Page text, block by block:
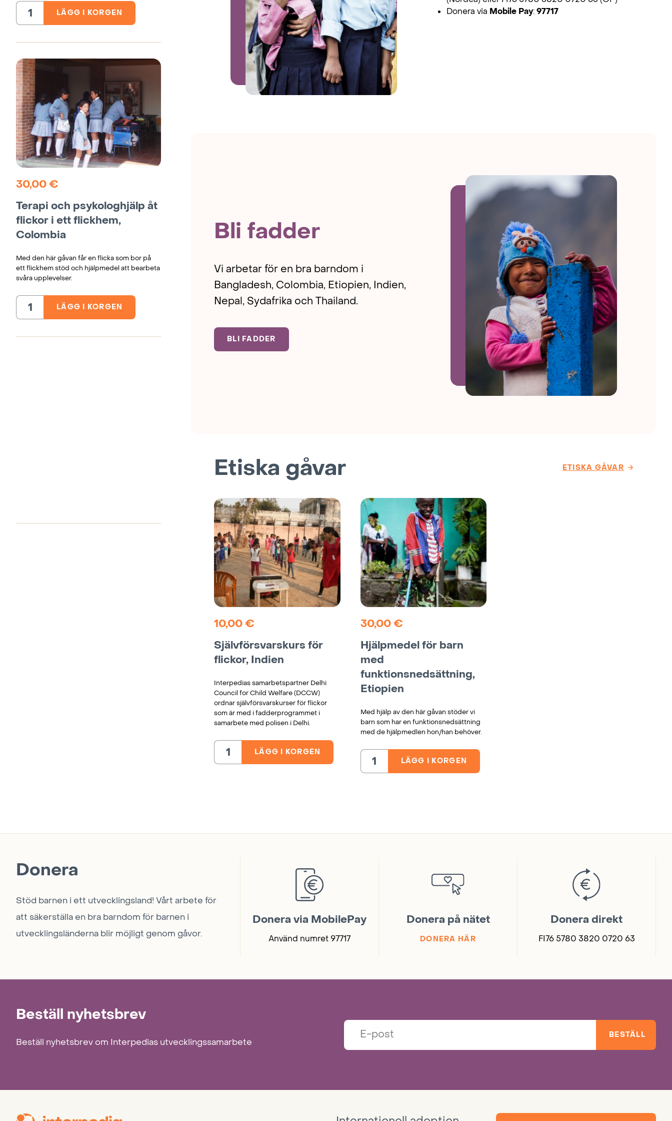
Trädplantor,LÄGG I KORGEN
30,00€
Terapi och psykologhjälp åt
flickor i ett flickhem,
Colombia
Med den här gåvan får en flicka som bor på
ett flickhem stöd och hjälpmedel att bearbeta
svåra upplevelser.
Terapi
flickor
LÄGG I KORGEN
Donera via Mobile Pay:97717
Bli fadder
Vi arbetar för en bra barndom i
Bangladesh, Colombia, Etiopien, Indien,
Nepal, Sydafrika och Thailand.
BLI FADDER
Etiska gåvar ETISKA GÅVAR
10,00€
Självförsvarskurs för
flickor, Indien
Interpedias samarbetspartner Delhi
Council for Child Welfare (DCCW)
ordnar självförsvarskurser för flickor
som är med i fadderprogrammet i
samarbete med polisen i Delhi.
SjälvförsvarskursLÄGG I KORGEN
30,00€
Hjälpmedel för barn
med
funktionsnedsättning,
Etiopien
Med hjälp av den här gåvan stöder vi
barn som har en funktionsnedsättning
med de hjälpmedlen hon/han behöver.
HjälpmedelLÄGG I KORGEN
Donera
Stöd barnen i ett utvecklingsland! Vårt arbete för
att säkerställa en bra barndom för barnen i
utvecklingsländerna blir möjligt genom gåvor.
Donera via MobilePay
Använd numret 97717
Donera på nätet
DONERA HÄR
Donera direkt
FI76 5780 3820 0720 63
Beställ nyhetsbrev
Beställ nyhetsbrev om Interpedias utvecklingssamarbete
BESTÄLL